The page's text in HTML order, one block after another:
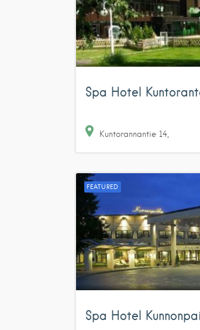
Spa Hotel
Kuntorannantie 14
FEATURED
Spa Hotel